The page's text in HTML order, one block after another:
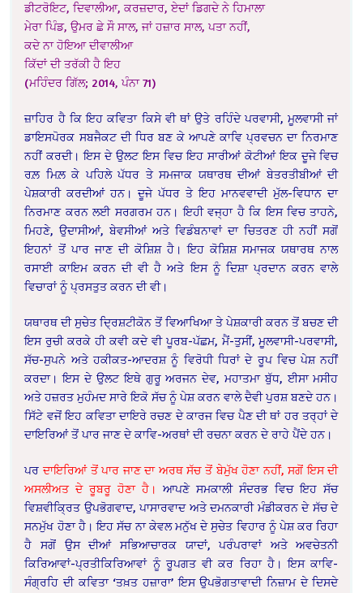
ਡੀਟਰੋਇਟ, ਦਿਵਾਲੀਆ, ਕਰਜ਼ਦਾਰ, ਏਦਾਂ ਡਿਗਦੇ ਨੇ ਹਿਮਾਲਾ
ਮੇਰਾ ਪਿੰਡ, ਉਮਰ ਛੇ ਸੌ ਸਾਲ, ਜਾਂ ਹਜ਼ਾਰ ਸਾਲ, ਪਤਾ ਨਹੀਂ,
ਕਦੇ ਨਾ ਹੋਇਆ ਦੀਵਾਲੀਆ
ਕਿੱਦਾਂ ਦੀ ਤਰੱਕੀ ਹੈ ਇਹ
(ਮਹਿੰਦਰ ਗਿੱਲ; 2014, ਪੰਨਾ 71)
ਜ਼ਾਹਿਰ ਹੈ ਕਿ ਇਹ ਕਵਿਤਾ ਕਿਸੇ ਵੀ ਥਾਂ ਉਤੇ ਰਹਿੰਦੇ ਪਰਵਾਸੀ, ਮੂਲਵਾਸੀ ਜਾਂ
ਡਾਇਸਪੋਰਕ ਸਬਜੈਕਟ ਦੀ ਧਿਰ ਬਣ ਕੇ ਆਪਣੇ ਕਾਵਿ ਪ੍ਰਵਚਨ ਦਾ ਨਿਰਮਾਣ
ਨਹੀਂ ਕਰਦੀ। ਇਸ ਦੇ ਉਲਟ ਇਸ ਵਿਚ ਇਹ ਸਾਰੀਆਂ ਕੋਟੀਆਂ ਇਕ ਦੂਜੇ ਵਿਚ
ਰਲ਼ ਮਿਲ਼ ਕੇ ਪਹਿਲੇ ਪੱਧਰ ਤੇ ਸਮਜਾਕ ਯਥਾਰਥ ਦੀਆਂ ਬੇਤਰਤੀਬੀਆਂ ਦੀ
ਪੇਸ਼ਕਾਰੀ ਕਰਦੀਆਂ ਹਨ। ਦੂਜੇ ਪੱਧਰ ਤੇ ਇਹ ਮਾਨਵਵਾਦੀ ਮੁੱਲ-ਵਿਧਾਨ ਦਾ
ਨਿਰਮਾਣ ਕਰਨ ਲਈ ਸਰਗਰਮ ਹਨ। ਇਹੀ ਵਜ੍ਹਾ ਹੈ ਕਿ ਇਸ ਵਿਚ ਤਾਹਨੇ,
ਮਿਹਣੇ, ਉਦਾਸੀਆਂ, ਬੇਵਸੀਆਂ ਅਤੇ ਵਿਡੰਬਨਾਵਾਂ ਦਾ ਚਿਤਰਣ ਹੀ ਨਹੀਂ ਸਗੋਂ
ਇਹਨਾਂ ਤੋਂ ਪਾਰ ਜਾਣ ਦੀ ਕੋਸ਼ਿਸ਼ ਹੈ। ਇਹ ਕੋਸ਼ਿਸ਼ ਸਮਾਜਕ ਯਥਾਰਥ ਨਾਲ
ਰਸਾਈ ਕਾਇਮ ਕਰਨ ਦੀ ਵੀ ਹੈ ਅਤੇ ਇਸ ਨੂੰ ਦਿਸ਼ਾ ਪ੍ਰਦਾਨ ਕਰਨ ਵਾਲੇ
ਵਿਚਾਰਾਂ ਨੂੰ ਪ੍ਰਸਤੁਤ ਕਰਨ ਦੀ ਵੀ।
ਯਥਾਰਥ ਦੀ ਸੁਚੇਤ ਦ੍ਰਿਸ਼ਟੀਕੋਨ ਤੋਂ ਵਿਆਖਿਆ ਤੇ ਪੇਸ਼ਕਾਰੀ ਕਰਨ ਤੋਂ ਬਚਣ ਦੀ
ਇਸ ਰੁਚੀ ਕਰਕੇ ਹੀ ਕਵੀ ਕਦੇ ਵੀ ਪੂਰਬ-ਪੱਛਮ, ਮੈਂ-ਤੁਸੀਂ, ਮੂਲਵਾਸੀ-ਪਰਵਾਸੀ,
ਸੱਚ-ਸੁਪਨੇ ਅਤੇ ਹਕੀਕਤ-ਆਦਰਸ਼ ਨੂੰ ਵਿਰੋਧੀ ਧਿਰਾਂ ਦੇ ਰੂਪ ਵਿਚ ਪੇਸ਼ ਨਹੀਂ
ਕਰਦਾ। ਇਸ ਦੇ ਉਲਟ ਇਥੇ ਗੁਰੂ ਅਰਜਨ ਦੇਵ, ਮਹਾਤਮਾ ਬੁੱਧ, ਈਸਾ ਮਸੀਹ
ਅਤੇ ਹਜ਼ਰਤ ਮੁਹੰਮਦ ਸਾਰੇ ਇਕੋ ਸੱਚ ਨੂੰ ਪੇਸ਼ ਕਰਨ ਵਾਲੇ ਦੈਵੀ ਪੁਰਸ਼ ਬਣਦੇ ਹਨ।
ਸਿੱਟੇ ਵਜੋਂ ਇਹ ਕਵਿਤਾ ਦਾਇਰੇ ਰਚਣ ਦੇ ਕਾਰਜ ਵਿਚ ਪੈਣ ਦੀ ਥਾਂ ਹਰ ਤਰ੍ਹਾਂ ਦੇ
ਦਾਇਰਿਆਂ ਤੋਂ ਪਾਰ ਜਾਣ ਦੇ ਕਾਵਿ-ਅਰਥਾਂ ਦੀ ਰਚਨਾ ਕਰਨ ਦੇ ਰਾਹੇ ਪੈਂਦੇ ਹਨ।
ਪਰਦਾਇਰਿਆਂ ਤੋਂ ਪਾਰ ਜਾਣ ਦਾ ਅਰਥ ਸੱਚ ਤੋਂ ਬੇਮੁੱਖ ਹੋਣਾ ਨਹੀਂ, ਸਗੋਂ ਇਸ ਦੀ
ਅਸਲੀਅਤ ਦੇ ਰੂਬਰੂ ਹੋਣਾ ਹੈ। ਆਪਣੇ ਸਮਕਾਲੀ ਸੰਦਰਭ ਵਿਚ ਇਹ ਸੱਚ
ਵਿਸ਼ਵੀਕ੍ਰਿਤ ਉਪਭੋਗਵਾਦ, ਪਾਸਾਰਵਾਦ ਅਤੇ ਦਮਨਕਾਰੀ ਮੰਡੀਕਰਨ ਦੇ ਸੱਚ ਦੇ
ਸਨਮੁੱਖ ਹੋਣਾ ਹੈ। ਇਹ ਸੱਚ ਨਾ ਕੇਵਲ ਮਨੁੱਖ ਦੇ ਸੁਚੇਤ ਵਿਹਾਰ ਨੂੰ ਪੇਸ਼ ਕਰ ਰਿਹਾ
ਹੈ ਸਗੋਂ ਉਸ ਦੀਆਂ ਸਭਿਆਚਾਰਕ ਯਾਦਾਂ, ਪਰੰਪਰਾਵਾਂ ਅਤੇ ਅਵਚੇਤਨੀ
ਕਿਰਿਆਵਾਂ-ਪ੍ਰਤੀਕਿਰਿਆਵਾਂ ਨੂੰ ਰੂਪਗਤ ਵੀ ਕਰ ਰਿਹਾ ਹੈ। ਇਸ ਕਾਵਿ-
ਸੰਗ੍ਰਹਿ ਦੀ ਕਵਿਤਾ ‘ਤਖ਼ਤ ਹਜ਼ਾਰਾ’ ਇਸ ਉਪਭੋਗਤਾਵਾਦੀ ਨਿਜ਼ਾਮ ਦੇ ਦਿਸਦੇ